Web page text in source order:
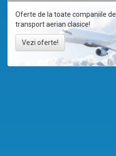
Oferte de la toate companiile de
transport aerian clasice!
Vezi oferte!